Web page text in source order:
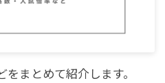
まとめて紹介します。